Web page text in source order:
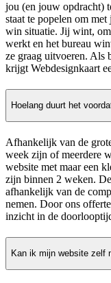
jou (en jouw opdracht)
staat te popelen om
win situatie. Jij wint,
werkt en het bureau
ze graag uitvoeren. Als
krijgt Webdesignkaart
Hoelang duurt het
Afhankelijk van de
week zijn of meerdere
website met maar een
zijn binnen 2 weken.
afhankelijk van de
nemen. Door ons
inzicht in de
Kan ik mijn website zelf